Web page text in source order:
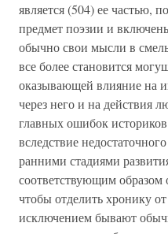
является (504) ее частью,
предмет поэзии и
обычно свои мысли в
все более становится
оказывающей влияние на
через него и на действия
главных ошибок
вследствие
ранними стадиями
соответствующим образом
чтобы отделить хронику
исключением бывают